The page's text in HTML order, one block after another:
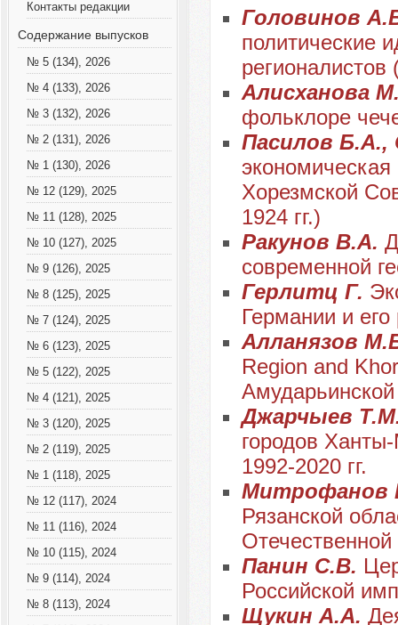
Контакты редакции
Содержание выпусков
№ 5 (134), 2026
№ 4 (133), 2026
№ 3 (132), 2026
№ 2 (131), 2026
№ 1 (130), 2026
№ 12 (129), 2025
№ 11 (128), 2025
№ 10 (127), 2025
№ 9 (126), 2025
№ 8 (125), 2025
№ 7 (124), 2025
№ 6 (123), 2025
№ 5 (122), 2025
№ 4 (121), 2025
№ 3 (120), 2025
№ 2 (119), 2025
№ 1 (118), 2025
№ 12 (117), 2024
№ 11 (116), 2024
№ 10 (115), 2024
№ 9 (114), 2024
№ 8 (113), 2024
Головинов
политические
регионалистов
Алисханова
фольклоре
Пасилов
экономическая
Хорезмской
1924 гг.)
Ракунов В.А.
современной
Герлитц Г.
Германии и его
Алланязов
Region and
Джарчыев
городов
1992-2020 гг.
Митрофанов
Рязанской
Панин С.В.
Российской
Щукин А.А.